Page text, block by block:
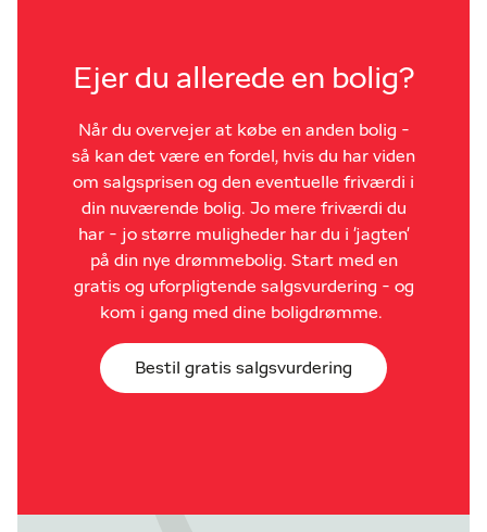
Ejer du allerede en bolig?
Når du overvejer at købe en anden bolig -
så kan det være en fordel, hvis du har viden
om salgsprisen og den eventuelle friværdi i
din nuværende bolig. Jo mere friværdi du
har - jo større muligheder har du i 'jagten'
på din nye drømmebolig. Start med en
gratis og uforpligtende salgsvurdering - og
kom i gang med dine boligdrømme.
Bestil gratis salgsvurdering